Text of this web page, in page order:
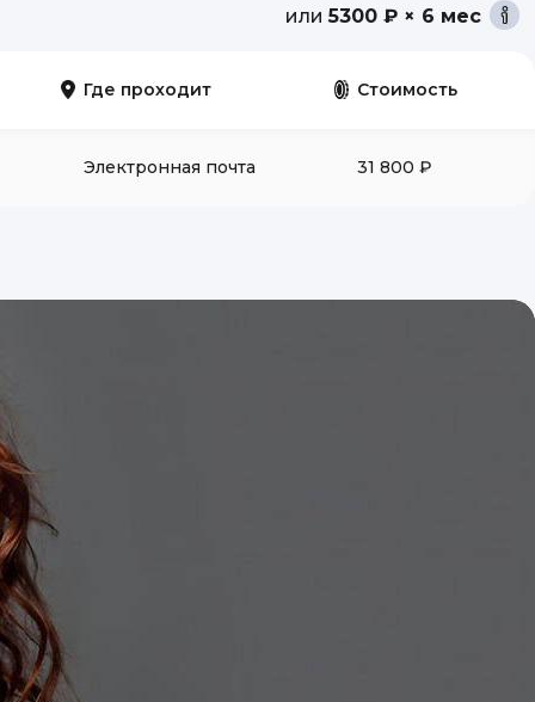
или5300 ₽ × 6 мес
Где проходит Стоимость
Электронная почта 31 800 ₽